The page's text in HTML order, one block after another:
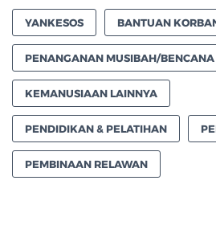
YANKESOS BANTUAN
PENANGANAN MUSIBAH/BENCANA
KEMANUSIAAN LAINNYA
PENDIDIKAN & PELATIHAN
PEMBINAAN RELAWAN